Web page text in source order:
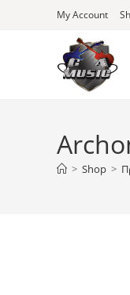
My Account
> Shop >